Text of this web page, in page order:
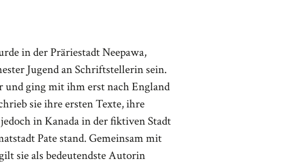
in der Präriestadt Neepawa,
Jugend an Schriftstellerin sein.
und ging mit ihm erst nach England
sie ihre ersten Texte, ihre
in Kanada in der fiktiven Stadt
Pate stand. Gemeinsam mit
sie als bedeutendste Autorin